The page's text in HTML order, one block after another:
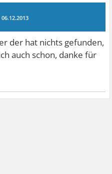
06.12.2013
der hat nichts gefunden,
auch schon, danke für